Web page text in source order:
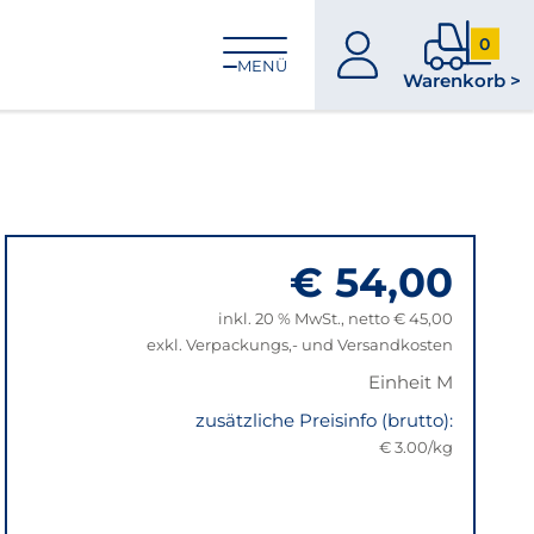
MENÜ
zum
0
Warenkorb >
0
im
€ 54,00
inkl. 20 % MwSt., netto € 45,00
exkl. Verpackungs,- und Versandkosten
Einheit M
zusätzliche Preisinfo (brutto):
€ 3.00/kg